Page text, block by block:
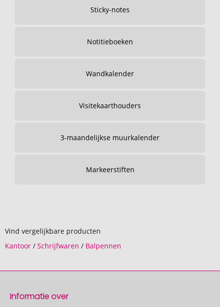
Sticky-notes
Notitieboeken
Wandkalender
Visitekaarthouders
3-maandelijkse muurkalender
Markeerstiften
Vind vergelijkbare producten
Kantoor / Schrijfwaren / Balpennen
Informatie over